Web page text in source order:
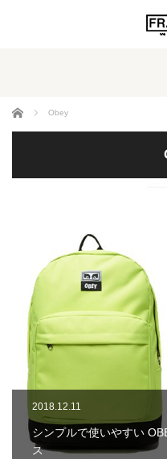
ホーム Obey
2018.12.11
シンプルで使いやすい
ス